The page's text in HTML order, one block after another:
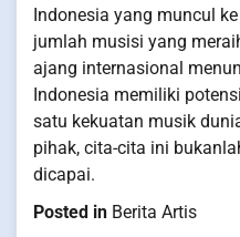
Indonesia yang muncul
jumlah musisi yang
ajang internasional
Indonesia memiliki
satu kekuatan musik
pihak, cita-cita ini
dicapai.
Posted in Berita Artis